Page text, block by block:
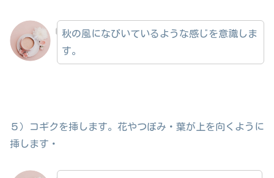
秋の風になびいているような感じを意識しま
す。
５）コギクを挿します。花やつぼみ・葉が上を向くように
挿します・